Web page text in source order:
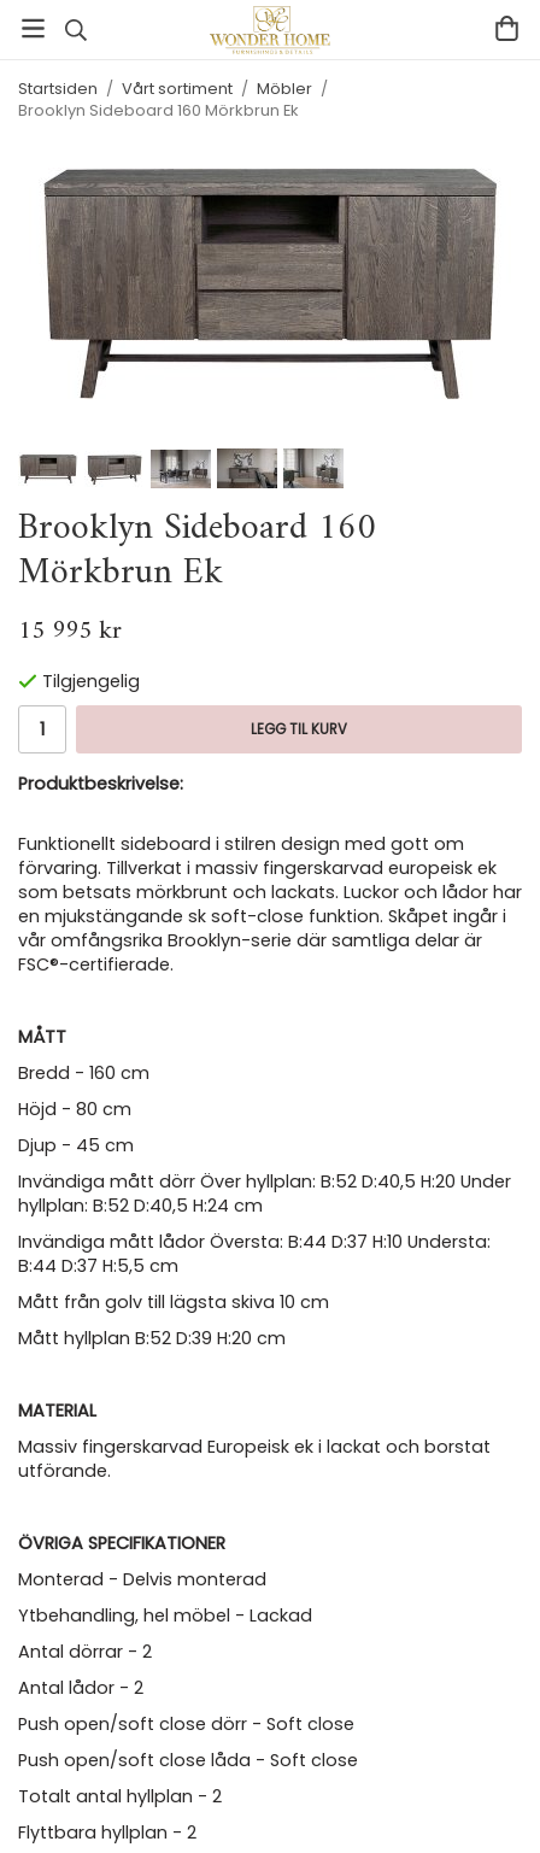
Startsiden / Vårt sortiment / Möbler /
Brooklyn Sideboard 160 Mörkbrun Ek
Brooklyn Sideboard 160
Mörkbrun Ek
15 995 kr
Tilgjengelig
LEGG TIL KURV
Produktbeskrivelse:
Funktionellt sideboard i stilren design med gott om
förvaring. Tillverkat i massiv fingerskarvad europeisk ek
som betsats mörkbrunt och lackats. Luckor och lådor har
en mjukstängande sk soft-close funktion. Skåpet ingår i
vår omfångsrika Brooklyn-serie där samtliga delar är
FSC®-certifierade.
MÅTT
Bredd - 160 cm
Höjd - 80 cm
Djup - 45 cm
Invändiga mått dörr Över hyllplan: B:52 D:40,5 H:20 Under
hyllplan: B:52 D:40,5 H:24 cm
Invändiga mått lådor Översta: B:44 D:37 H:10 Understa:
B:44 D:37 H:5,5 cm
Mått från golv till lägsta skiva 10 cm
Mått hyllplan B:52 D:39 H:20 cm
MATERIAL
Massiv fingerskarvad Europeisk ek i lackat och borstat
utförande.
ÖVRIGA SPECIFIKATIONER
Monterad - Delvis monterad
Ytbehandling, hel möbel - Lackad
Antal dörrar - 2
Antal lådor - 2
Push open/soft close dörr - Soft close
Push open/soft close låda - Soft close
Totalt antal hyllplan - 2
Flyttbara hyllplan - 2